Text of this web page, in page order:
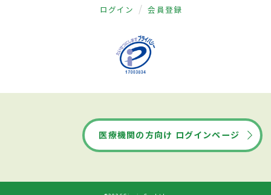
ログイン 会員登録
医療機関の方向け ログインページ